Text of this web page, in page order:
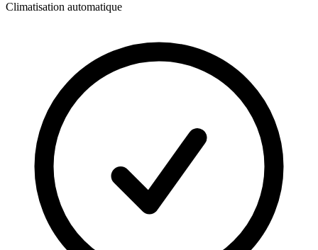
Climatisation automatique